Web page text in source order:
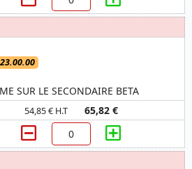
SUR LE SECONDAIRE BETA
54,85 € H.T 65,82 €